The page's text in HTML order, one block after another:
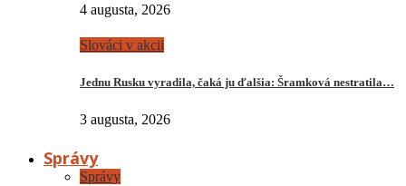
4 augusta, 2026
Slováci v akcii
Jednu Rusku vyradila, čaká ju ďalšia: Šramková nestratila…
3 augusta, 2026
Správy
Správy